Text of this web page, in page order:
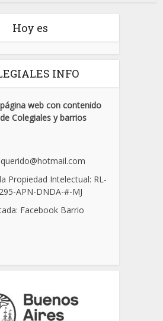
Hoy es
INFO
web con contenido
Colegiales y barrios
Propiedad Intelectual: RL-
APN-DNDA-#-MJ
Facebook Barrio